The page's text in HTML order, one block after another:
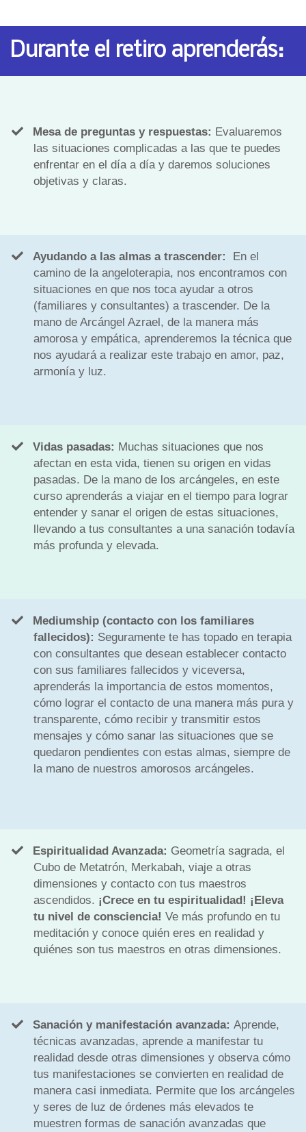
Durante el retiro aprenderás:
Mesa de preguntas y respuestas: Evaluaremos
las situaciones complicadas a las que te puedes
enfrentar en el día a día y daremos soluciones
objetivas y claras.
Ayudando a las almas a trascender: En el
camino de la angeloterapia, nos encontramos con
situaciones en que nos toca ayudar a otros
(familiares y consultantes) a trascender. De la
mano de Arcángel Azrael, de la manera más
amorosa y empática, aprenderemos la técnica que
nos ayudará a realizar este trabajo en amor, paz,
armonía y luz.
Vidas pasadas: Muchas situaciones que nos
afectan en esta vida, tienen su origen en vidas
pasadas. De la mano de los arcángeles, en este
curso aprenderás a viajar en el tiempo para lograr
entender y sanar el origen de estas situaciones,
llevando a tus consultantes a una sanación todavía
más profunda y elevada.
Mediumship (contacto con los familiares
fallecidos): Seguramente te has topado en terapia
con consultantes que desean establecer contacto
con sus familiares fallecidos y viceversa,
aprenderás la importancia de estos momentos,
cómo lograr el contacto de una manera más pura y
transparente, cómo recibir y transmitir estos
mensajes y cómo sanar las situaciones que se
quedaron pendientes con estas almas, siempre de
la mano de nuestros amorosos arcángeles.
Espiritualidad Avanzada: Geometría sagrada, el
Cubo de Metatrón, Merkabah, viaje a otras
dimensiones y contacto con tus maestros
ascendidos. ¡Crece en tu espiritualidad! ¡Eleva
tu nivel de consciencia! Ve más profundo en tu
meditación y conoce quién eres en realidad y
quiénes son tus maestros en otras dimensiones.
Sanación y manifestación avanzada:Aprende,
técnicas avanzadas, aprende a manifestar tu
realidad desde otras dimensiones y observa cómo
tus manifestaciones se convierten en realidad de
manera casi inmediata. Permite que los arcángeles
y seres de luz de órdenes más elevados te
muestren formas de sanación avanzadas que